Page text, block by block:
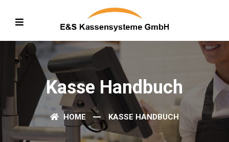
Kasse Handbuch
HOME KASSE HANDBUCH